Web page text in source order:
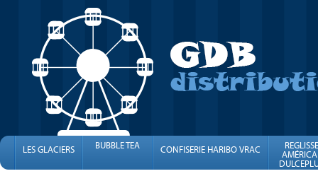
LES GLACIERS BUBBLE TEA CONFISERIE HARIBO VRAC
FINI